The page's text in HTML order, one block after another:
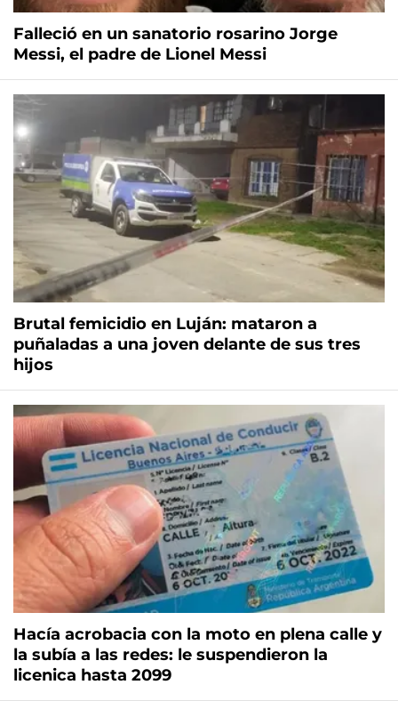
Falleció en un sanatorio rosarino Jorge
Messi, el padre de Lionel Messi
Brutal femicidio en Luján: mataron a
puñaladas a una joven delante de sus tres
hijos
Hacía acrobacia con la moto en plena calle y
la subía a las redes: le suspendieron la
licenica hasta 2099